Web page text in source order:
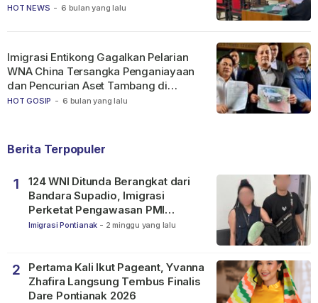
HOT NEWS - 6 bulan yang lalu
HOT GOSIP - 6 bulan yang lalu
Imigrasi Entikong Gagalkan Pelarian
WNA China Tersangka Penganiayaan
dan Pencurian Aset Tambang di
Ketapang
Berita Terpopuler
1
124 WNI Ditunda Berangkat dari
Bandara Supadio, Imigrasi
Perketat Pengawasan PMI
Nonprosedural
Imigrasi Pontianak - 2 minggu yang lalu
2
Pertama Kali Ikut Pageant, Yvanna
Zhafira Langsung Tembus Finalis
Dare Pontianak 2026